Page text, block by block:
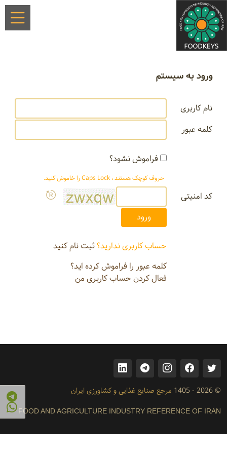
ورود به سیستم
نام کاربری
کلمه عبور
فراموش نشود؟
حروف کوچک هستند ، Caps Lock را خاموش کنید.
کد امنیتی
حساب کاربری ندارید؟ثبت نام کنید
کلمه عبور را فراموش کرده اید؟
فعال کردن حساب کاربری من
© 2026 - 1405 مرجع صنایع غذایی و کشاورزی ایران
FOOD AND AGRICULTURE INDUSTRY REFERENCE OF IRAN